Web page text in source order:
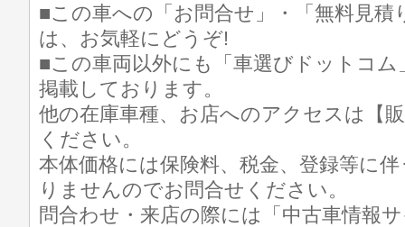
■この車への「お問合せ」・「無料見積
は、お気軽にどうぞ!
■この車両以外にも「車選びドットコ
掲載しております。
他の在庫車種、お店へのアクセスは【
ください。
本体価格には保険料、税金、登録等に
りませんのでお問合せください。
問合わせ・来店の際には「中古車情報